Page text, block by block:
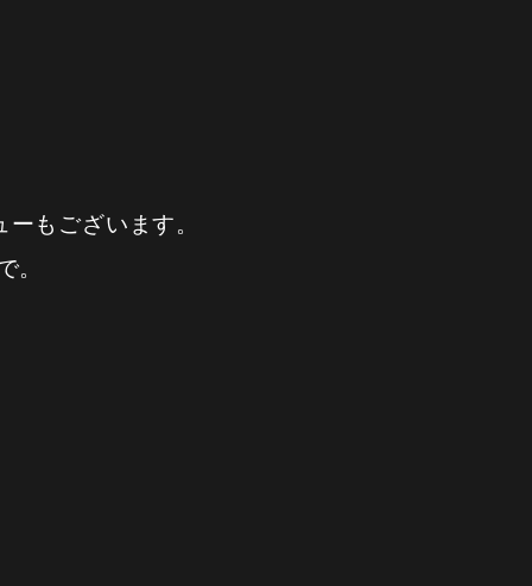
もございます。
。